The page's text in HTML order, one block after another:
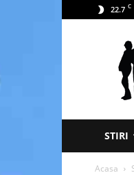
22.7 C
STIRI
Acasa